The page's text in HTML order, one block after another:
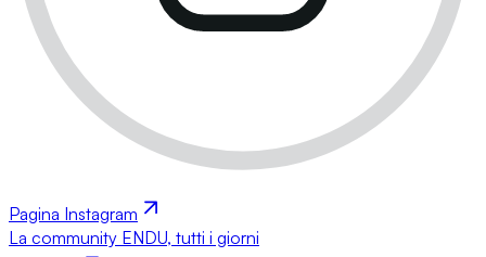
Pagina Instagram
La community ENDU, tutti i giorni